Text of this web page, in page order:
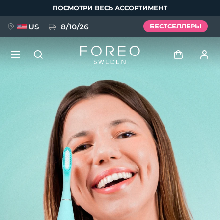
ПОСМОТРИ ВЕСЬ АССОРТИМЕНТ
US 8/10/26 БЕСТСЕЛЛЕРЫ
Профиль пользователя
Мои приборы
Мои заказы
Мои адреса
Мои подписки
FAQ™ Pure Beauty-Tech Elixir
BREAKING NEWS
issa™ Teeth Whitening Set
Deutsch
Español
Français
Italiano
Português
Svenska
Русский
简体中文 繁體中文